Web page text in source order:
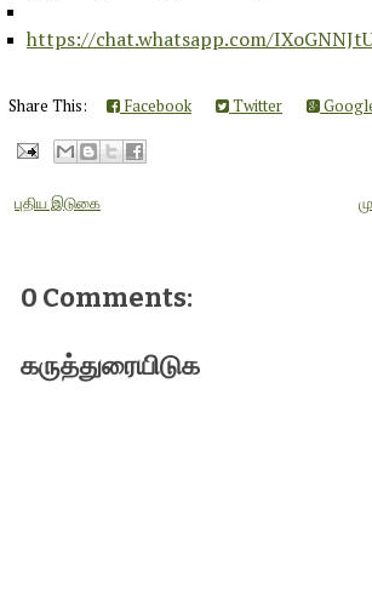
https://chat.whatsapp.com/
Share This: Facebook Twitter
புதிய இடுகை
0 Comments:
கருத்துரையிடுக